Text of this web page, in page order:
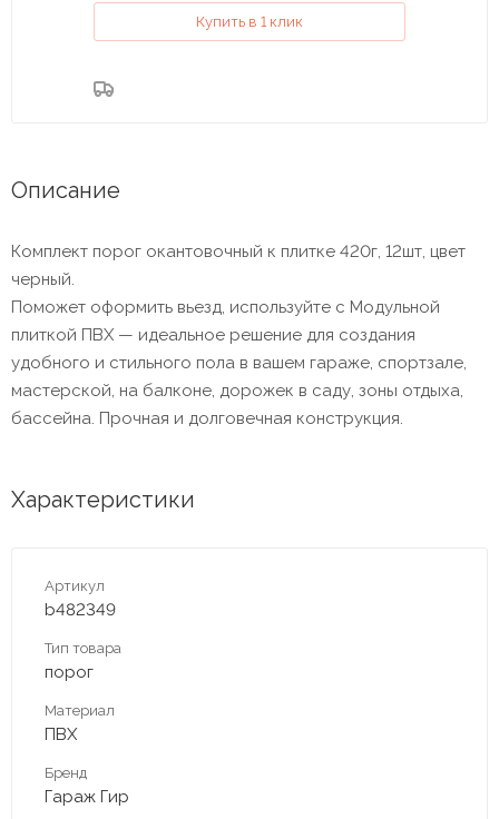
Купить в 1 клик
Описание
Комплект порог окантовочный к плитке 420г, 12шт, цвет
черный.
Поможет оформить вьезд, используйте с Модульной
плиткой ПВХ — идеальное решение для создания
удобного и стильного пола в вашем гараже, спортзале,
мастерской, на балконе, дорожек в саду, зоны отдыха,
бассейна. Прочная и долговечная конструкция.
Характеристики
Артикул
b482349
Тип товара
порог
Материал
ПВХ
Бренд
Гараж Гир